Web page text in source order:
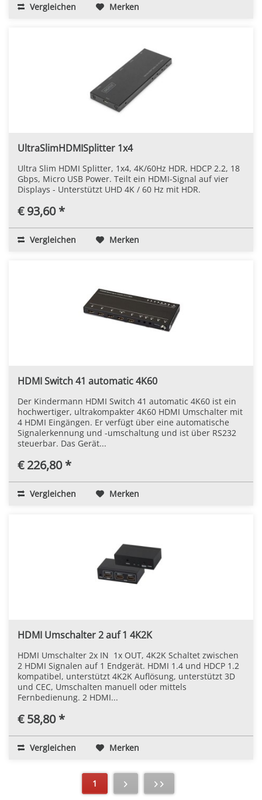
Vergleichen Merken
UltraSlimHDMISplitter 1x4
Ultra Slim HDMI Splitter, 1x4, 4K/60Hz HDR, HDCP 2.2, 18
Gbps, Micro USB Power. Teilt ein HDMI-Signal auf vier
Displays - Unterstützt UHD 4K / 60 Hz mit HDR.
€ 93,60 *
Vergleichen Merken
HDMI Switch 41 automatic 4K60
Der Kindermann HDMI Switch 41 automatic 4K60 ist ein
hochwertiger, ultrakompakter 4K60 HDMI Umschalter mit
4 HDMI Eingängen. Er verfügt über eine automatische
Signalerkennung und -umschaltung und ist über RS232
steuerbar. Das Gerät...
€ 226,80 *
Vergleichen Merken
HDMI Umschalter 2 auf 1 4K2K
HDMI Umschalter 2x IN  1x OUT, 4K2K Schaltet zwischen
2 HDMI Signalen auf 1 Endgerät. HDMI 1.4 und HDCP 1.2
kompatibel, unterstützt 4K2K Auflösung, unterstützt 3D
und CEC, Umschalten manuell oder mittels
Fernbedienung. 2 HDMI...
€ 58,80 *
Vergleichen Merken
1